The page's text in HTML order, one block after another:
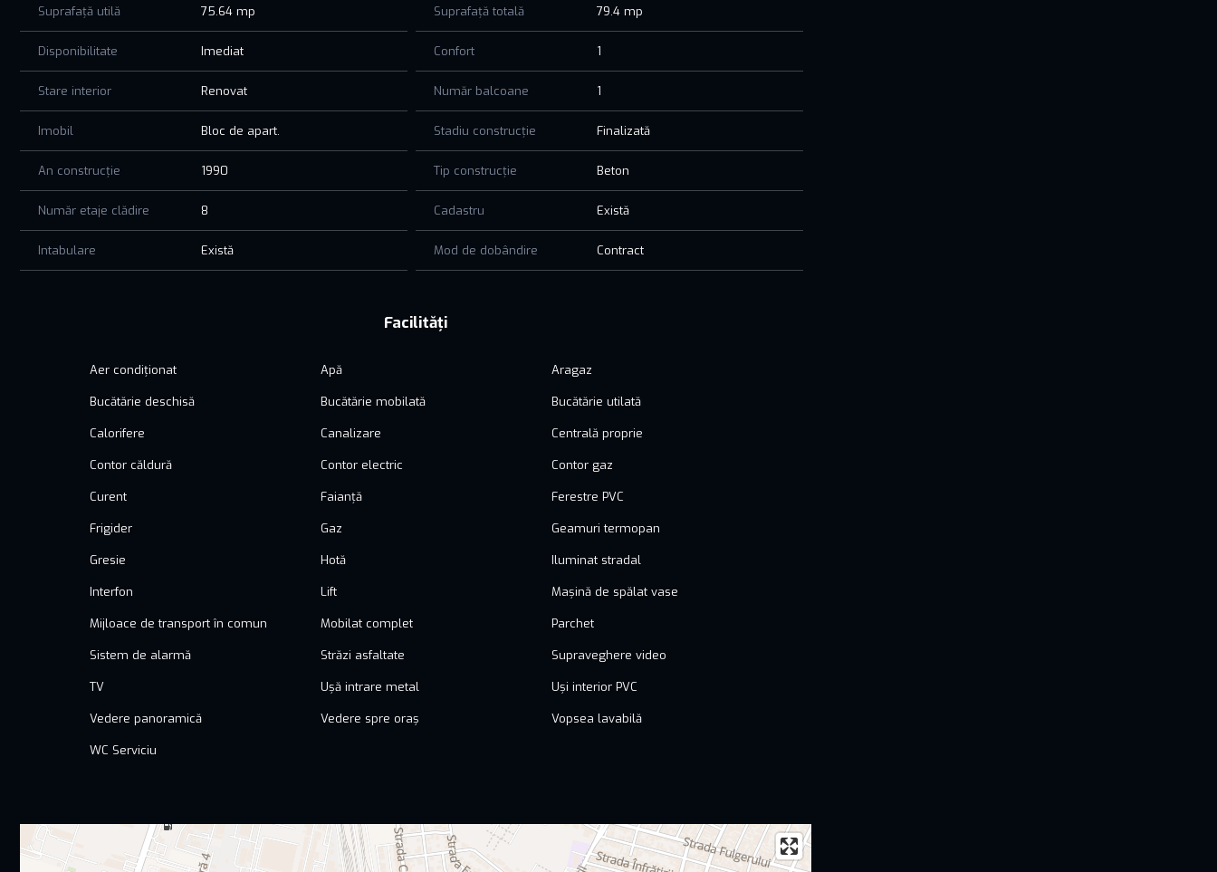
Suprafață utilă 75.64 mp Suprafață totală 79.4 mp
Disponibilitate Imediat Confort 1
Stare interior Renovat Număr balcoane 1
Imobil Bloc de apart. Stadiu construcție Finalizată
An construcție 1990 Tip construcție Beton
Număr etaje clădire 8 Cadastru Există
Intabulare Există Mod de dobândire Contract
Facilități
Aer condiționat Apă Aragaz
Bucătărie deschisă Bucătărie mobilată Bucătărie utilată
Calorifere Canalizare Centrală proprie
Contor căldură Contor electric Contor gaz
Curent Faianță Ferestre PVC
Frigider Gaz Geamuri termopan
Gresie Hotă Iluminat stradal
Interfon Lift Mașină de spălat vase
Mijloace de transport în comun Mobilat complet Parchet
Sistem de alarmă Străzi asfaltate Supraveghere video
TV Ușă intrare metal Uși interior PVC
Vedere panoramică Vedere spre oraș Vopsea lavabilă
WC Serviciu